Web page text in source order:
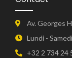
Av. Georges
Lundi -
+32 2 734 24